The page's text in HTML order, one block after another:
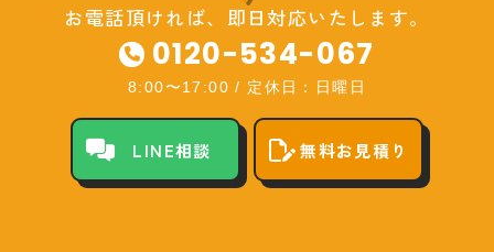
お電話頂ければ、即日対応いたします。
0120-534-067
8:00〜17:00 / 定休日：日曜日
LINE相談 無料お見積り